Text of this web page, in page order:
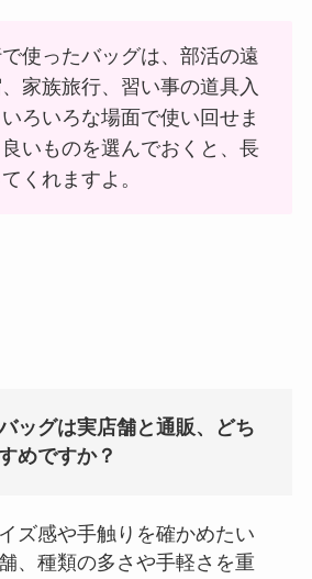
使ったバッグは、部活の遠
家族旅行、習い事の道具入
ろいろな場面で使い回せま
いものを選んでおくと、長
くれますよ。
ッグは実店舗と通販、どち
めですか？
ズ感や手触りを確かめたい
、種類の多さや手軽さを重